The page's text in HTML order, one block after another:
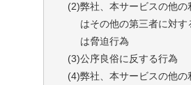
(2)弊社、本サービスの他の
はその他の第三者に対す
は脅迫行為
(3)公序良俗に反する行為
(4)弊社、本サービスの他の